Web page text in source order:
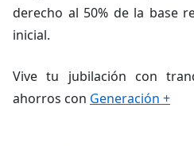
derecho al 50% de la base
inicial.
Vive tu jubilación con
ahorros con Generación +